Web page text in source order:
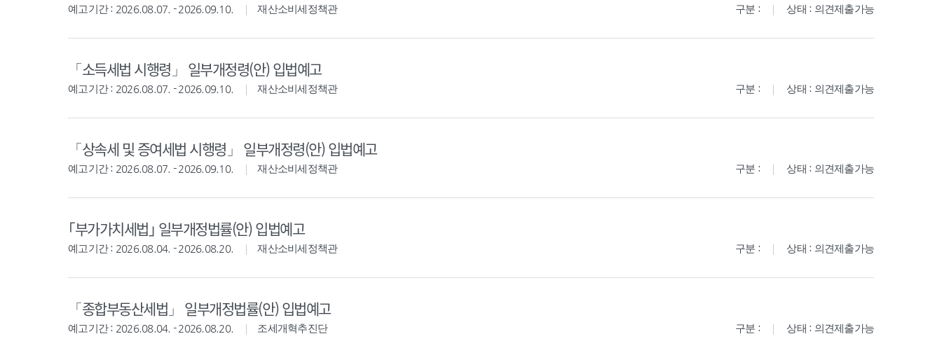
예고기간 : 2026.08.07. - 2026.09.10. 재산소비세정책관 구분 : 상태 : 의견제출가능
「소득세법 시행령」 일부개정령(안) 입법예고
예고기간 : 2026.08.07. - 2026.09.10. 재산소비세정책관 구분 : 상태 : 의견제출가능
「상속세 및 증여세법 시행령」 일부개정령(안) 입법예고
예고기간 : 2026.08.07. - 2026.09.10. 재산소비세정책관 구분 : 상태 : 의견제출가능
｢부가가치세법｣ 일부개정법률(안) 입법예고
예고기간 : 2026.08.04. - 2026.08.20. 재산소비세정책관 구분 : 상태 : 의견제출가능
「종합부동산세법」 일부개정법률(안) 입법예고
예고기간 : 2026.08.04. - 2026.08.20. 조세개혁추진단 구분 : 상태 : 의견제출가능